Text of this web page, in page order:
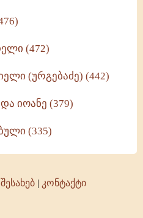
(472)
(ურგებაძე) (442)
იოანე (379)
(335)
| კონტაქტი